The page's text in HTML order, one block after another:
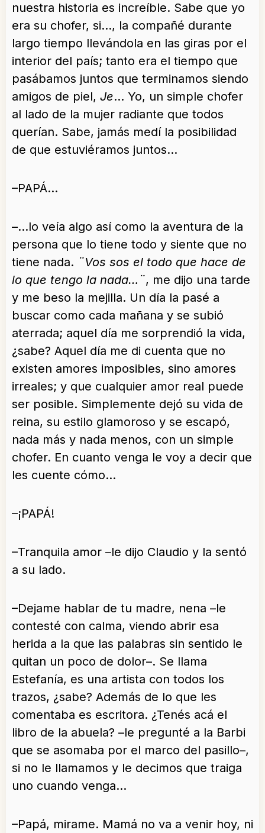
nuestra historia es increíble. Sabe que yo
era su chofer, si…, la compañé durante
largo tiempo llevándola en las giras por el
interior del país; tanto era el tiempo que
pasábamos juntos que terminamos siendo
amigos de piel, Je… Yo, un simple chofer
al lado de la mujer radiante que todos
querían. Sabe, jamás medí la posibilidad
de que estuviéramos juntos…
–PAPÁ…
–…lo veía algo así como la aventura de la
persona que lo tiene todo y siente que no
tiene nada. ¨Vos sos el todo que hace de
lo que tengo la nada…¨, me dijo una tarde
y me beso la mejilla. Un día la pasé a
buscar como cada mañana y se subió
aterrada; aquel día me sorprendió la vida,
¿sabe? Aquel día me di cuenta que no
existen amores imposibles, sino amores
irreales; y que cualquier amor real puede
ser posible. Simplemente dejó su vida de
reina, su estilo glamoroso y se escapó,
nada más y nada menos, con un simple
chofer. En cuanto venga le voy a decir que
les cuente cómo…
–¡PAPÁ!
–Tranquila amor –le dijo Claudio y la sentó
a su lado.
–Dejame hablar de tu madre, nena –le
contesté con calma, viendo abrir esa
herida a la que las palabras sin sentido le
quitan un poco de dolor–. Se llama
Estefanía, es una artista con todos los
trazos, ¿sabe? Además de lo que les
comentaba es escritora. ¿Tenés acá el
libro de la abuela? –le pregunté a la Barbi
que se asomaba por el marco del pasillo–,
si no le llamamos y le decimos que traiga
uno cuando venga…
–Papá, mirame. Mamá no va a venir hoy, ni